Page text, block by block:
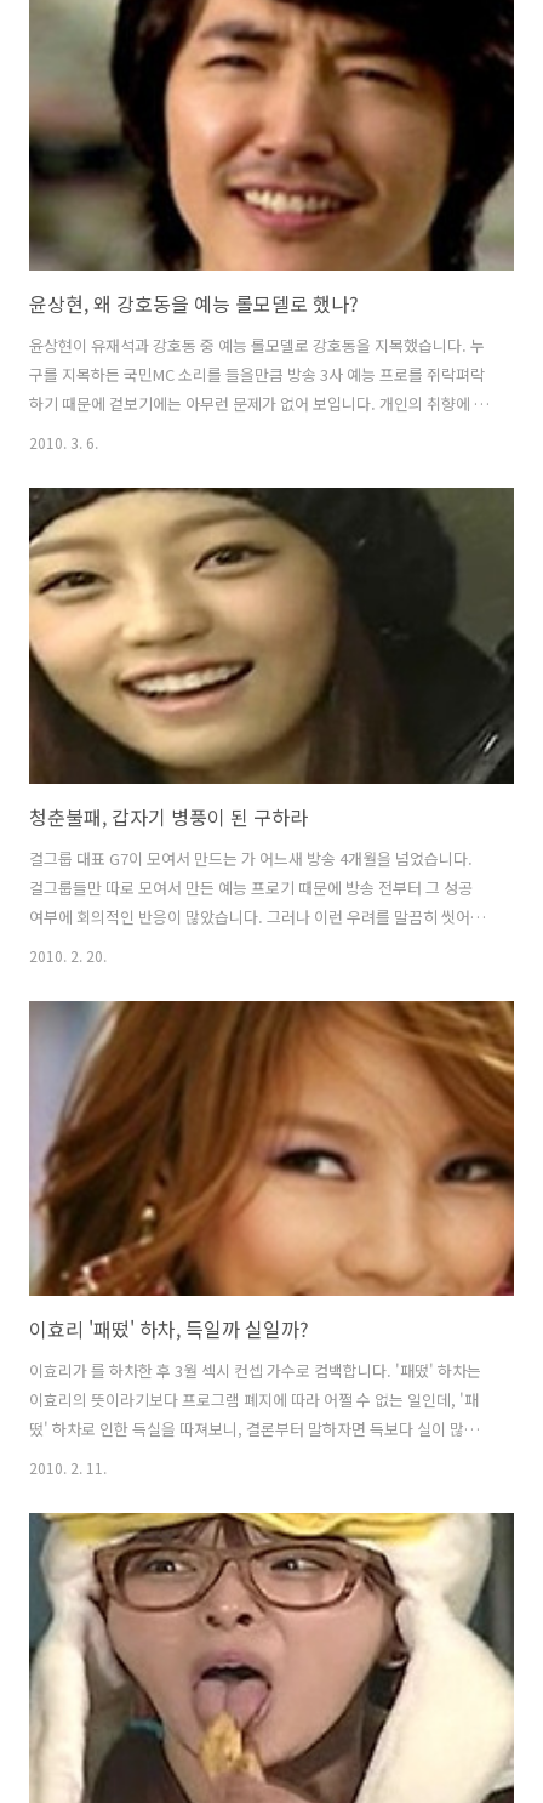
유지만 노홍철-장윤정 커플은 대중들에게 씁쓸한 결별이 되고 말았습니
다. 노홍철, 장윤정 공식커플은 공개 당시 많은 사람들에게 화제를 불러
일으켰습니다. 사실 두 사람이 공식적으로 사귄다고 했을 때 많은 사람들
이 의아해 했습니다. 방송에서 드러난 성격으로 봐서 도저히 어울릴 것
같지 않았기 때문입..
윤상현, 왜 강호동을 예능 롤모델로 했나?
윤상현이 유재석과 강호동 중 예능 롤모델로 강호동을 지목했습니다. 누
구를 지목하든 국민MC 소리를 들을만큼 방송 3사 예능 프로를 쥐락펴락
하기 때문에 겉보기에는 아무런 문제가 없어 보입니다. 개인의 취향에 따
라 시청자들 또한 강호동과 유재석을 두고 선호가 다르기 때문입니다. 그
택한 이유는 따로 있습니다. 결론부터 말씀드리면 새로 시작한 시즌2 성
격의 '패떴2'에서 유재석의 잔재를 없애겠다는 생각때문입니다. 유재석
의 그림자가 남아 있을수록 김원희를 중심으로 한 뉴패밀리들에게 유리
할 것이 없기 때문입니다. 어제 오후에 윤상현은 '패떴' 기자간담회에서
'연기는 자신 있지만 예능은 진짜 어렵다'고 고백했습니다. 연기자 입장
에서 예능 프로에 ..
2010. 3. 6.
청춘불패, 갑자기 병풍이 된 구하라
걸그룹 대표 G7이 모여서 만드는 가 어느새 방송 4개월을 넘었습니다.
걸그룹들만 따로 모여서 만든 예능 프로기 때문에 방송 전부터 그 성공
여부에 회의적인 반응이 많았습니다. 그러나 이런 우려를 말끔히 씻어내
이효리 소리를 들을 정도로 구하라는 G7중 가장 뛰어난 예능감을 자랑했
습니다. 그런데 요즘 구하라는 G7중 병풍이 되고 있습니다. 통편집녀 소
리를 듣고 있는 효민보다 오히려 방송 분량이 더 적게 나오고 있습니다.
이런 불만을 16회(2월 5일 방송)에서 구하라가 언급했습니다. 유리가 구
하라에게 '우리 요즘 다 합쳐서 방송 분량이 5분밖에 안돼'라고 하자, 구
하..
2010. 2. 20.
이효리 '패떴' 하차, 득일까 실일까?
이효리가 를 하차한 후 3월 섹시 컨셉 가수로 컴백합니다. '패떴' 하차는
이효리의 뜻이라기보다 프로그램 폐지에 따라 어쩔 수 없는 일인데, '패
떴' 하차로 인한 득실을 따져보니, 결론부터 말하자면 득보다 실이 많을
것으로 보입니다. '패떴' 하차는 겉으로 보기에는 정규 4집으로 컴백하는
볼 수도 있지만, 연예계 트렌드가 가수만 해서 뜰 수 있는 시대가 아니기
때문에 좋은 일만은 아니라는 생각이 듭니다. 지난 7일 SBS 인기가요에
서 2AM이 '죽어도 좋아'로 뮤티존송을 수상한 후 조권은 사람들이 자기
성을 '깝(권)'으로 알고 있다고 했습니다. 이는 2AM이 데뷔 후 첫 가요순
위 프로에서 1위를 한 것이 조권 등 맴버들이 예능프로에..
2010. 2. 11.